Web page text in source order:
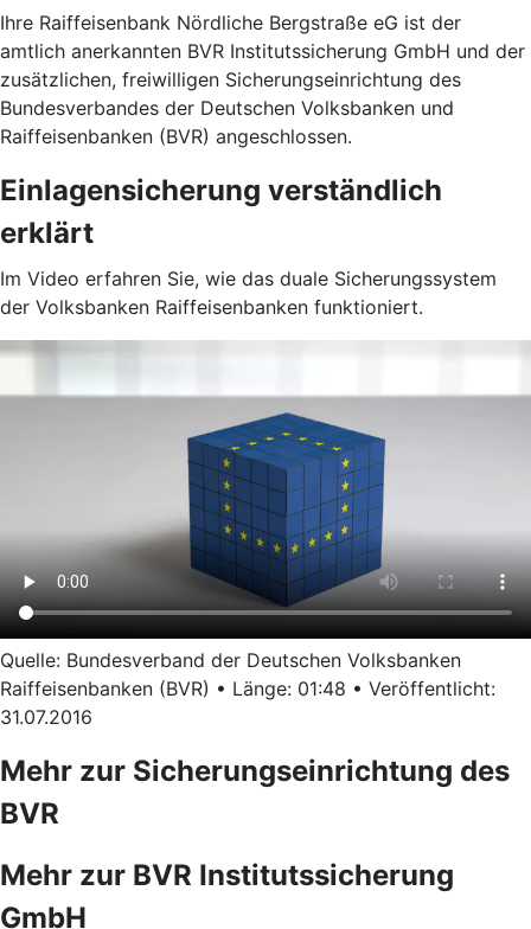
Ihre Raiffeisenbank Nördliche Bergstraße eG ist der
amtlich anerkannten BVR Institutssicherung GmbH und der
zusätzlichen, freiwilligen Sicherungseinrichtung des
Bundesverbandes der Deutschen Volksbanken und
Raiffeisenbanken (BVR) angeschlossen.
Einlagensicherung verständlich
erklärt
Im Video erfahren Sie, wie das duale Sicherungssystem
der Volksbanken Raiffeisenbanken funktioniert.
Quelle: Bundesverband der Deutschen Volksbanken
Raiffeisenbanken (BVR) • Länge: 01:48 • Veröffentlicht:
31.07.2016
Mehr zur Sicherungseinrichtung des
BVR
Mehr zur BVR Institutssicherung
GmbH